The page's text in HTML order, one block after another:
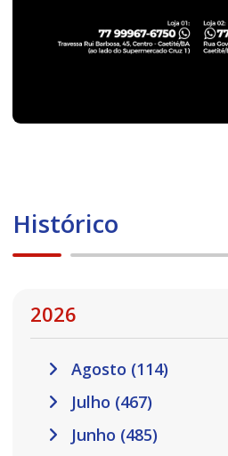
Histórico
2026
Agosto (114)
Julho (467)
Junho (485)